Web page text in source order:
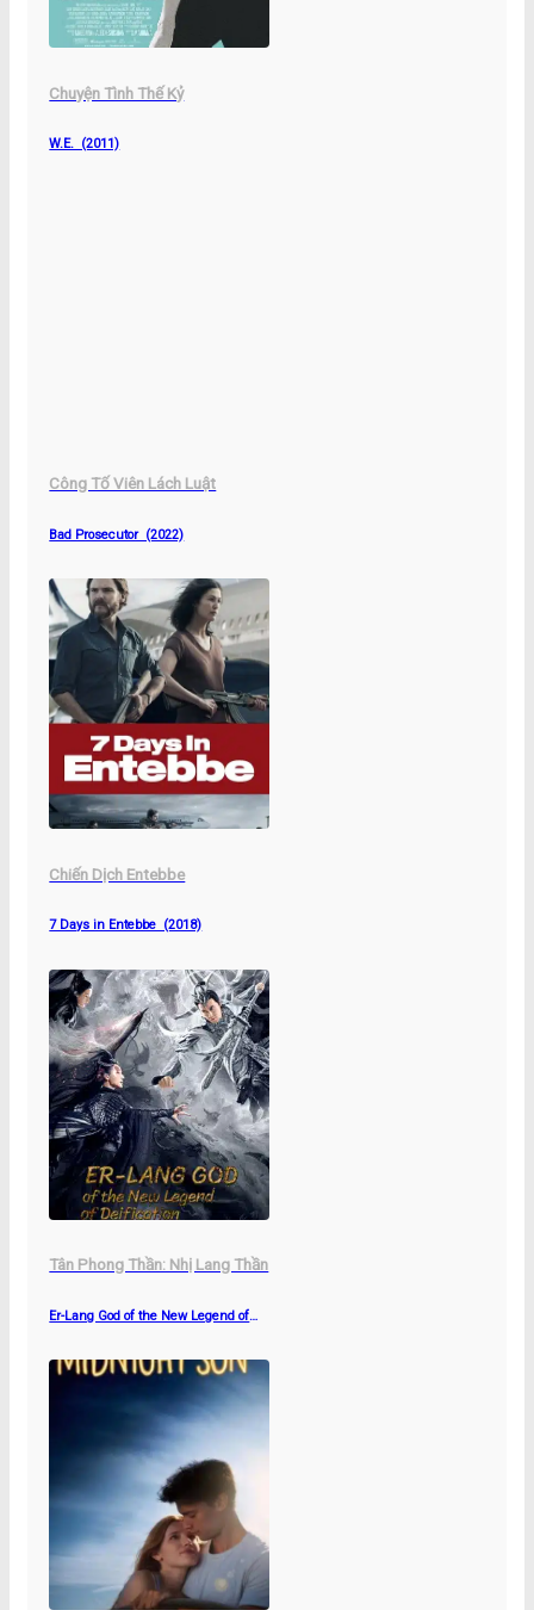
Chuyện Tình Thế Kỷ
W.E. (2011)
Công Tố Viên Lách Luật
Bad Prosecutor (2022)
Chiến Dịch Entebbe
7 Days in Entebbe (2018)
Tân Phong Thần: Nhị Lang Thần
Er-Lang God of the New Legend of